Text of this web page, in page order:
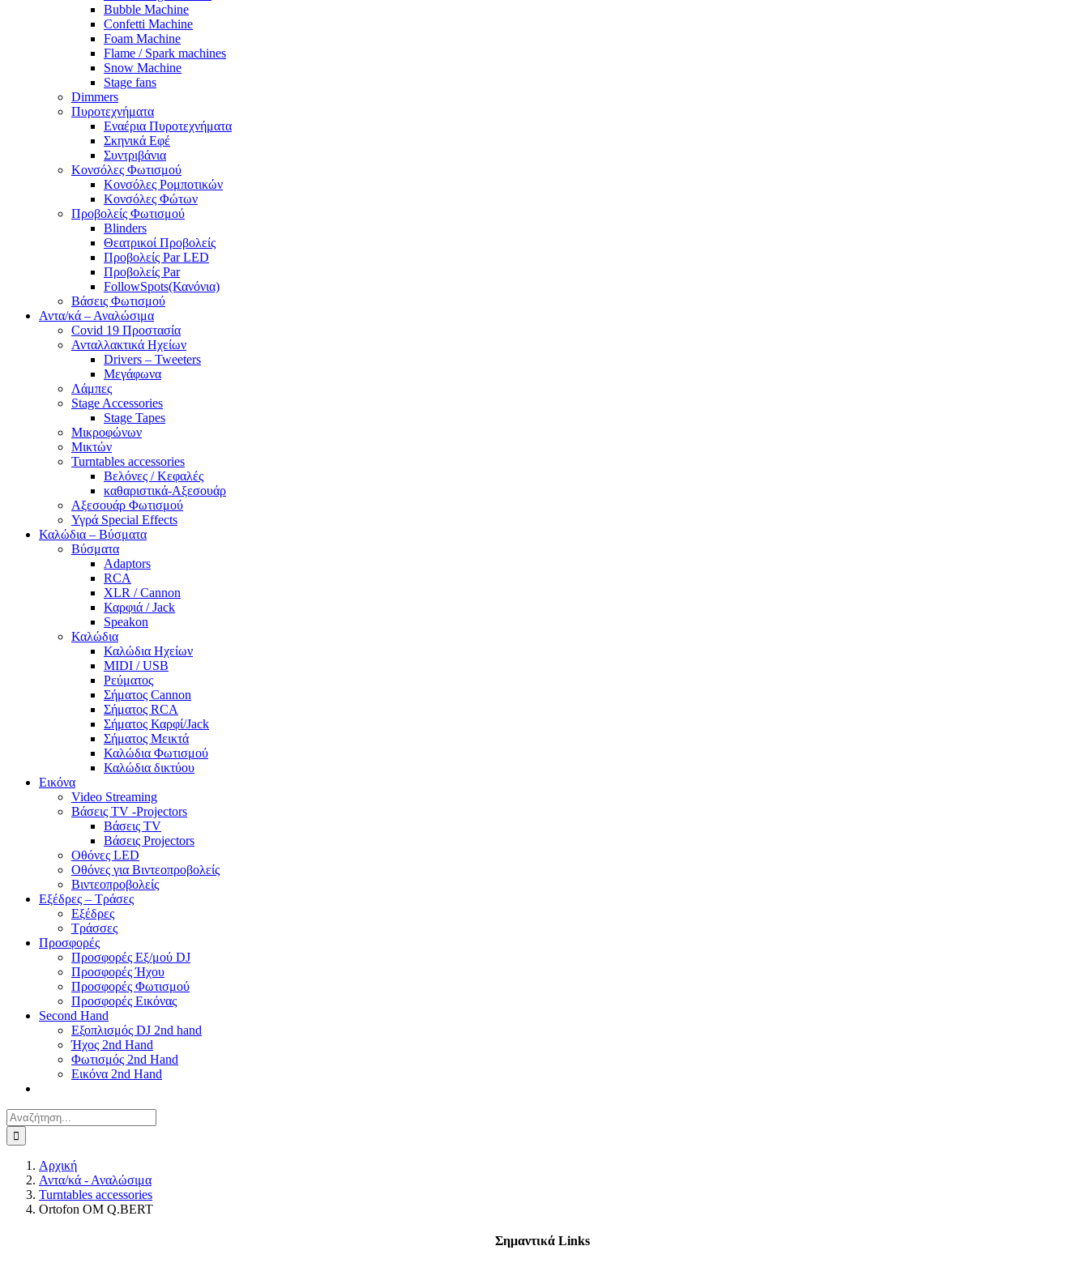
Bubble Machine
Confetti Machine
Foam Machine
Flame / Spark machines
Snow Machine
Stage fans
Dimmers
Πυροτεχνήματα
Εναέρια Πυροτεχνήματα
Σκηνικά Εφέ
Συντριβάνια
Κονσόλες Φωτισμού
Κονσόλες Ρομποτικών
Κονσόλες Φώτων
Προβολείς Φωτισμού
Blinders
Θεατρικοί Προβολείς
Προβολείς Par LED
Προβολείς Par
FollowSpots(Κανόνια)
Βάσεις Φωτισμού
Αντα/κά – Αναλώσιμα
Covid 19 Προστασία
Ανταλλακτικά Ηχείων
Drivers – Tweeters
Μεγάφωνα
Λάμπες
Stage Accessories
Stage Tapes
Μικροφώνων
Μικτών
Turntables accessories
Βελόνες / Κεφαλές
καθαριστικά-Αξεσουάρ
Αξεσουάρ Φωτισμού
Υγρά Special Effects
Καλώδια – Βύσματα
Βύσματα
Adaptors
RCA
XLR / Cannon
Καρφιά / Jack
Speakon
Καλώδια
Καλώδια Ηχείων
MIDI / USB
Ρεύματος
Σήματος Cannon
Σήματος RCA
Σήματος Καρφί/Jack
Σήματος Μεικτά
Καλώδια Φωτισμού
Καλώδια δικτύου
Εικόνα
Video Streaming
Βάσεις TV -Projectors
Βάσεις TV
Βάσεις Projectors
Οθόνες LED
Οθόνες για Βιντεοπροβολείς
Βιντεοπροβολείς
Εξέδρες – Τράσες
Εξέδρες
Τράσσες
Προσφορές
Προσφορές Εξ/μού DJ
Προσφορές Ήχου
Προσφορές Φωτισμού
Προσφορές Εικόνας
Second Hand
Εξοπλισμός DJ 2nd hand
Ήχος 2nd Hand
Φωτισμός 2nd Hand
Εικόνα 2nd Hand
Αναζήτηση
για:
Αρχική
Αντα/κά - Αναλώσιμα
Turntables accessories
Ortofon OM Q.BERT
Σημαντικά Links